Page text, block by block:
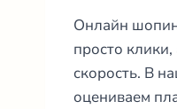
Онлайн
просто
скорость. В
оцениваем